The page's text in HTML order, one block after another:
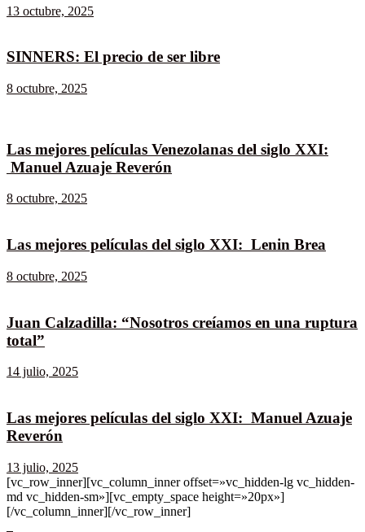
13 octubre, 2025
SINNERS: El precio de ser libre
8 octubre, 2025
Las mejores películas Venezolanas del siglo XXI:
Manuel Azuaje Reverón
8 octubre, 2025
Las mejores películas del siglo XXI: Lenin Brea
8 octubre, 2025
Juan Calzadilla: “Nosotros creíamos en una ruptura
total”
14 julio, 2025
Las mejores películas del siglo XXI: Manuel Azuaje
Reverón
13 julio, 2025
[vc_row_inner][vc_column_inner offset=»vc_hidden-lg vc_hidden-
md vc_hidden-sm»][vc_empty_space height=»20px»]
[/vc_column_inner][/vc_row_inner]